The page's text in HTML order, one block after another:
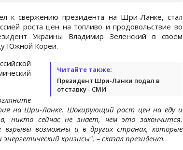
к свержению президента на Шри-Ланке, стал
роста цен на топливо и продовольствие во
Украины Владимир Зеленский в своем
Южной Кореи.
Читайте также:
Президент Шри-Ланки подал в
отставку - СМИ
на Шри-Ланке. Шокирующий рост цен на еду и
никто сейчас не знает, чем это закончится.
возможны и в других странах, которые
кризисы", – сказал президент.